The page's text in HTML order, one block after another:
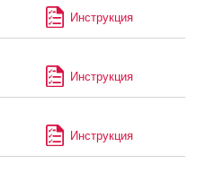
Инструкция
Инструкция
Инструкция